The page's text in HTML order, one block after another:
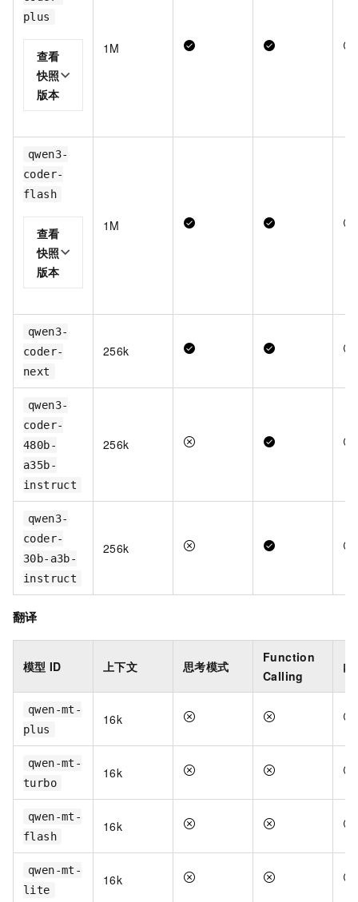
plus
查看
快照
版本
1M
qwen3-
coder-
flash
查看
快照
版本
1M
qwen3-
coder-
next
256k
qwen3-
coder-
480b-
a35b-
instruct
256k
qwen3-
coder-
30b-a3b-
instruct
256k
翻译
模型 ID 上下文 思考模式
Function
Calling
内
qwen-mt-
plus
16k
qwen-mt-
turbo
16k
qwen-mt-
flash
16k
qwen-mt-
lite
16k